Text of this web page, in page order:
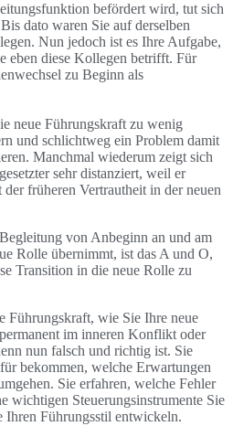
befördert wird, tut sich
dato waren Sie auf derselben
Nun jedoch ist es Ihre Aufgabe,
eben diese Kollegen betrifft. Für
zu Beginn als
neue Führungskraft zu wenig
und schlichtweg ein Problem damit
Manchmal wiederum zeigt sich
sehr distanziert, weil er
früheren Vertrautheit in der neuen
von Anbeginn an und am
Rolle übernimmt, ist das A und O,
Transition in die neue Rolle zu
Führungskraft, wie Sie Ihre neue
im inneren Konflikt oder
nun falsch und richtig ist. Sie
bekommen, welche Erwartungen
Sie erfahren, welche Fehler
wichtigen Steuerungsinstrumente Sie
Ihren Führungsstil entwickeln.